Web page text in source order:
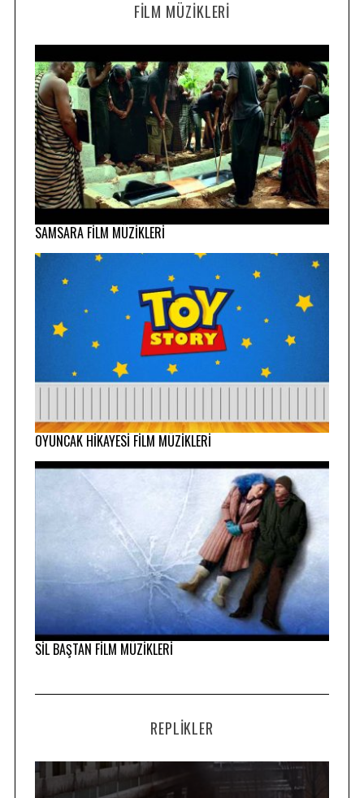
FILM MÜZIKLERI
SAMSARA FİLM MÜZİKLERİ
OYUNCAK HİKAYESİ FİLM MÜZİKLERİ
SİL BAŞTAN FİLM MÜZİKLERİ
REPLIKLER